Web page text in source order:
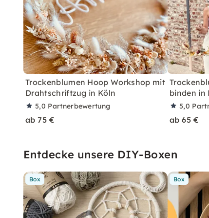
Trockenblumen Hoop Workshop mit
Drahtschriftzug in Köln
5,0 Partnerbewertung
ab 75 €
binden in
5,0
ab 65 €
Entdecke unsere DIY-Boxen
Box Box